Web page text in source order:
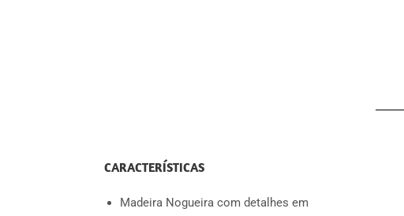
CARACTERÍSTICAS
Madeira Nogueira com detalhes em